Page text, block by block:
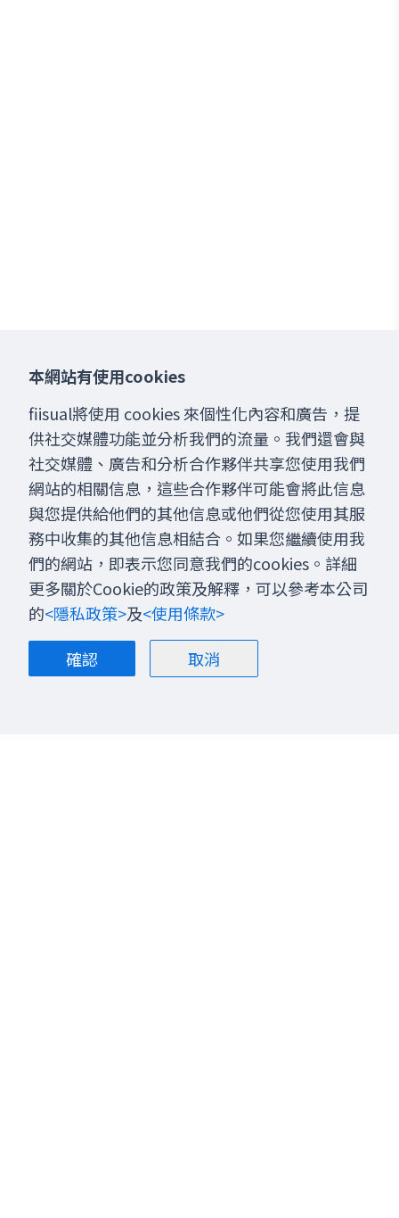
本網站有使用cookies
fiisual將使用 cookies 來個性化內容和廣告，提
供社交媒體功能並分析我們的流量。我們還會與
社交媒體、廣告和分析合作夥伴共享您使用我們
網站的相關信息，這些合作夥伴可能會將此信息
與您提供給他們的其他信息或他們從您使用其服
務中收集的其他信息相結合。如果您繼續使用我
們的網站，即表示您同意我們的cookies。詳細
更多關於Cookie的政策及解釋，可以參考本公司
的<隱私政策>及<使用條款>
確認
取消